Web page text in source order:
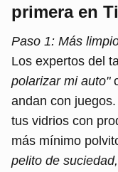
primera en
Paso 1: Más
Los expertos del
polarizar mi auto"
andan con
tus vidrios con
más mínimo
pelito de